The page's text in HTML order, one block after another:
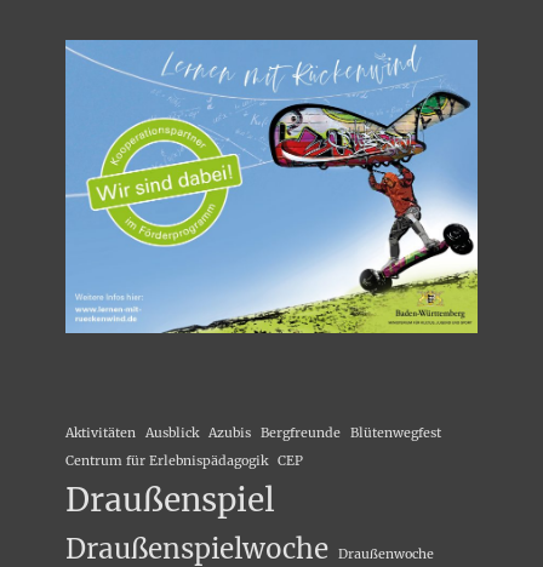
Aktivitäten Ausblick Azubis Bergfreunde
Blütenwegfest
Centrum für Erlebnispädagogik
CEP
Draußenspiel
Draußenspielwoche Draußenwoche